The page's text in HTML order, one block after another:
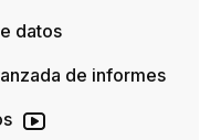
datos
de informes